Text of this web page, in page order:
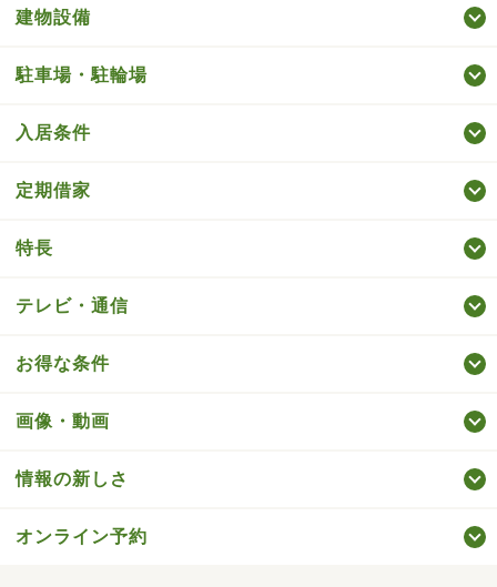
建物設備
駐車場・駐輪場
入居条件
定期借家
特長
テレビ・通信
お得な条件
画像・動画
情報の新しさ
オンライン予約